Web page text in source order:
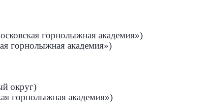
горнолыжная академия»)
горнолыжная академия»)
округ)
горнолыжная академия»)